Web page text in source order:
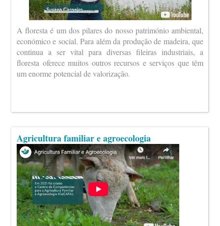
A floresta é um dos pilares do nosso património ambiental,
económico e social. Para além da produção de madeira, que
continua a ser vital para diversas fileiras industriais, a
floresta oferece muitos outros recursos e serviços que têm
um enorme potencial de valorização.
Agricultura familiar e agroecologia